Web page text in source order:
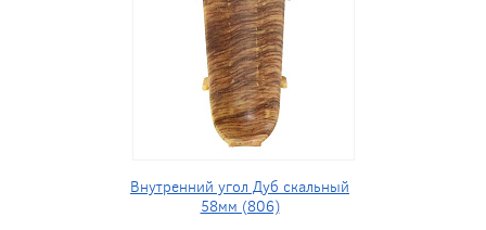
Внутренний угол Дуб скальный
58мм (806)